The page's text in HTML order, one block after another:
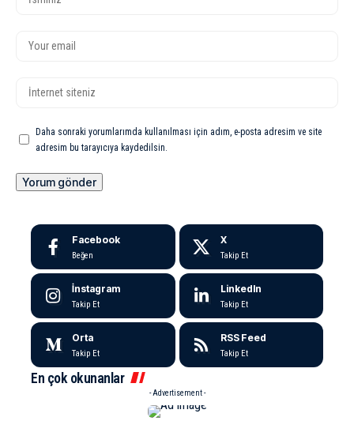
Daha sonraki yorumlarımda kullanılması için adım, e-posta adresim ve site
adresim bu tarayıcıya kaydedilsin.
Facebook
Beğen
X
Takip Et
İnstagram
Takip Et
LinkedIn
Takip Et
Orta
Takip Et
RSS Feed
Takip Et
En çok okunanlar
- Advertisement -